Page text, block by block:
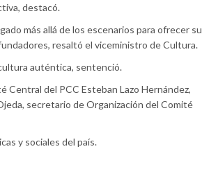
destacó.
más allá de los escenarios para ofrecer su
resaltó el viceministro de Cultura.
auténtica, sentenció.
Central del PCC Esteban Lazo Hernández,
secretario de Organización del Comité
y sociales del país.